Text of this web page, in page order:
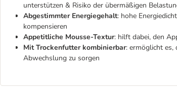
unterstützen & Risiko der übermäßigen
Abgestimmter Energiegehalt: hohe
kompensieren
Appetitliche Mousse-Textur: hilft dabei, den
Mit Trockenfutter kombinierbar: ermöglicht es,
Abwechslung zu sorgen